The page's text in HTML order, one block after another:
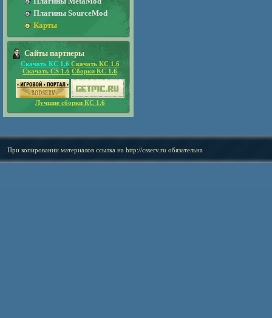
Плагины SourceMod
Карты
Сайты партнеры
Скачать КС 1.6 Скачать КС 1.6
Скачать CS 1.6 Сборки КС 1.6
Лучшие сборки КС 1.6
При копировании материалов ссылка на http://csserv.ru обязательна